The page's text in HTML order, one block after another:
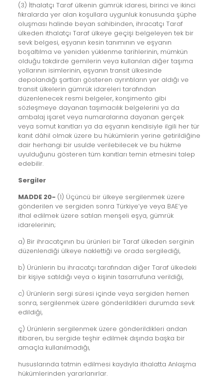
(3) İthalatçı Taraf ülkenin gümrük idaresi, birinci ve ikinci
fıkralarda yer alan koşullara uygunluk konusunda şüphe
oluşması halinde beyan sahibinden, ihracatçı Taraf
ülkeden ithalatçı Taraf ülkeye geçişi belgeleyen tek bir
sevk belgesi, eşyanın kesin tanımının ve eşyanın
boşaltılma ve yeniden yüklenme tarihlerinin, mümkün
olduğu takdirde gemilerin veya kullanılan diğer taşıma
yollarının isimlerinin, eşyanın transit ülkesinde
depolandığı şartları gösteren ayrıntıların yer aldığı ve
transit ülkelerin gümrük idareleri tarafından
düzenlenecek resmi belgeler, konşimento gibi
sözleşmeye dayanan taşımacılık belgelerini ya da
ambalaj işaret veya numaralarına dayanan gerçek
veya somut kanıtları ya da eşyanın kendisiyle ilgili her tür
kanıt dâhil olmak üzere bu hükümlerin yerine getirildiğine
dair herhangi bir usulde verilebilecek ve bu hükme
uyulduğunu gösteren tüm kanıtları temin etmesini talep
edebilir.
Sergiler
MADDE 20- (1) Üçüncü bir ülkeye sergilenmek üzere
gönderilen ve sergiden sonra Türkiye’ye veya BAE’ye
ithal edilmek üzere satılan menşeli eşya, gümrük
idarelerinin;
a) Bir ihracatçının bu ürünleri bir Taraf ülkeden serginin
düzenlendiği ülkeye naklettiği ve orada sergilediği,
b) Ürünlerin bu ihracatçı tarafından diğer Taraf ülkedeki
bir kişiye satıldığı veya o kişinin tasarrufuna verildiği,
c) Ürünlerin sergi süresi içinde veya sergiden hemen
sonra, sergilenmek üzere gönderildikleri durumda sevk
edildiği,
ç) Ürünlerin sergilenmek üzere gönderildikleri andan
itibaren, bu sergide teşhir edilmek dışında başka bir
amaçla kullanılmadığı,
hususlarında tatmin edilmesi kaydıyla ithalatta Anlaşma
hükümlerinden yararlanırlar.